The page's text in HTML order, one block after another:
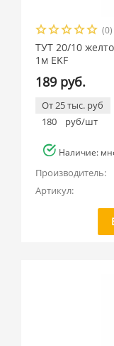
(0)
ТУТ 20/10
1м EKF
189 руб.
От 25 тыс. руб
180
руб/шт
Наличие:
Производитель:
Артикул: